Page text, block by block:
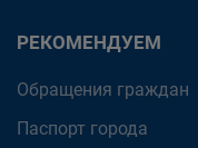
РЕКОМЕНДУЕМ
Обращения граждан
Паспорт города